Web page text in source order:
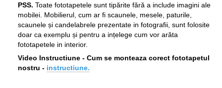
PSS. Toate fototapetele sunt tipărite fără a include imagini ale
mobilei. Mobilierul, cum ar fi scaunele, mesele, paturile,
scaunele și candelabrele prezentate in fotografii, sunt folosite
doar ca exemplu și pentru a ințelege cum vor arăta
fototapetele in interior.
Video Instructiune - Cum se monteaza corect fototapetul
nostru - instructiune.